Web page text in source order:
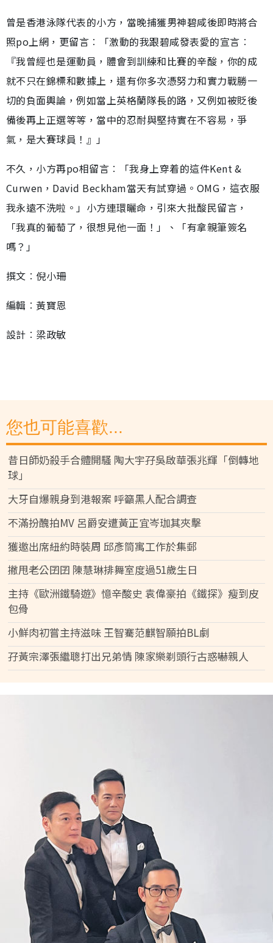
曾是香港泳隊代表的小方，當晚捕獲男神碧咸後即時將合
照po上網，更留言︰「激動的我跟碧咸發表愛的宣言︰
『我曾經也是運動員，體會到訓練和比賽的辛酸，你的成
就不只在錦標和數據上，還有你多次憑努力和實力戰勝一
切的負面輿論，例如當上英格蘭隊長的路，又例如被貶後
備後再上正選等等，當中的忍耐與堅持實在不容易，爭
氣，是大賽球員！』」
不久，小方再po相留言︰「我身上穿着的這件Kent &
Curwen，David Beckham當天有試穿過。OMG，這衣服
我永遠不洗啦。」小方連環曬命，引來大批酸民留言，
「我真的葡萄了，很想見他一面！」、「有拿親筆簽名
嗎？」
撰文︰倪小珊
編輯︰黃寶恩
設計︰梁政敏
您也可能喜歡...
昔日師奶殺手合體開騷 陶大宇孖吳啟華張兆輝「倒轉地
球」
大牙自爆親身到港報案 呼籲黑人配合調查
不滿扮醜拍MV 呂爵安遭黃正宜岑珈其夾擊
獲邀出席紐約時裝周 邱彥筒寓工作於集郵
撇甩老公囝囝 陳慧琳排舞室度過51歲生日
主持《歐洲鐵騎遊》憶辛酸史 袁偉豪拍《鐵探》瘦到皮
包骨
小鮮肉初嘗主持滋味 王智騫范麒智願拍BL劇
孖黃宗澤張繼聰打出兄弟情 陳家樂剃頭行古惑嚇親人